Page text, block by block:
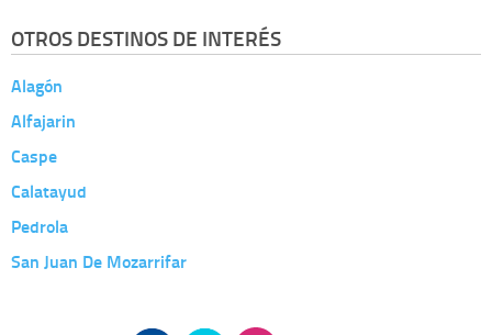
OTROS DESTINOS DE INTERÉS
Alagón
Alfajarin
Caspe
Calatayud
Pedrola
San Juan De Mozarrifar